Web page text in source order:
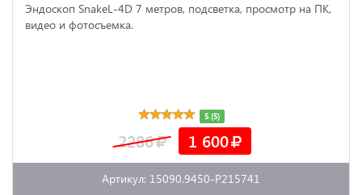
Эндоскоп SnakeL-4D 7 метров, подсветка, просмотр на ПК,
видео и фотосъемка.
5 (5)
2286 1 600
Артикул: 15090.9450-P215741